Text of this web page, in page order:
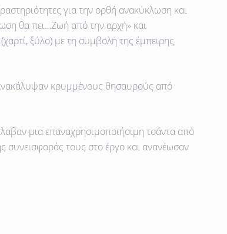
για την ορθή ανακύκλωση και
θα πει…Ζωή από την αρχή» και
ξύλο) με τη συμβολή της έμπειρης
κρυμμένους θησαυρούς από
μια επαναχρησιμοποιήσιμη τσάντα από
τους στο έργο και ανανέωσαν